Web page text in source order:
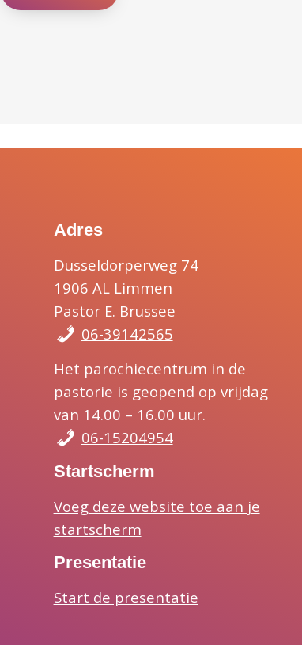
Adres
Dusseldorperweg 74
1906 AL Limmen
Pastor E. Brussee
06-39142565
Het parochiecentrum in de
pastorie is geopend op vrijdag
van 14.00 – 16.00 uur.
06-15204954
Startscherm
Voeg deze website toe aan je
startscherm
Presentatie
Start de presentatie